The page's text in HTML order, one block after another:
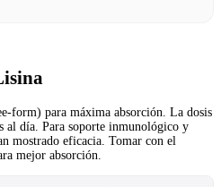
form) para máxima absorción. La dosis
al día. Para soporte inmunológico y
mostrado eficacia. Tomar con el
mejor absorción.